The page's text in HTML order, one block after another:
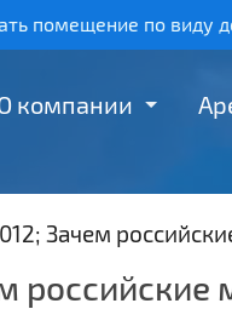
помещение по виду
компании
Зачем